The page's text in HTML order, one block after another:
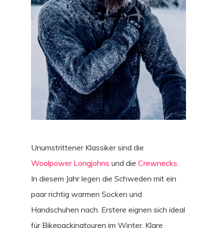
Unumstrittener Klassiker sind die
Woolpower Longjohns und die Crewnecks
In diesem Jahr legen die Schweden mit ein
paar richtig warmen Socken und
Handschuhen nach. Erstere eignen sich ideal
für Bikepackingtouren im Winter. Klare